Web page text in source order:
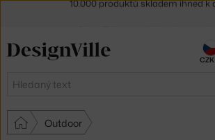
Hledat
Outdoor
30 dní na vrácení zboží
CZK